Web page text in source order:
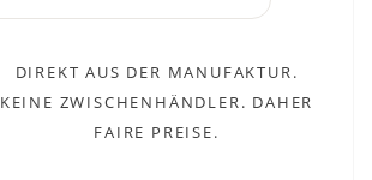
DIREKT AUS DER MANUFAKTUR.
KEINE ZWISCHENHÄNDLER. DAHER
FAIRE PREISE.